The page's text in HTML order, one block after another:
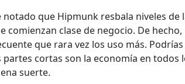
notado que Hipmunk resbala niveles de
comienzan clase de negocio. De
que rara vez los uso más.
partes cortas son la economía en todos
suerte.